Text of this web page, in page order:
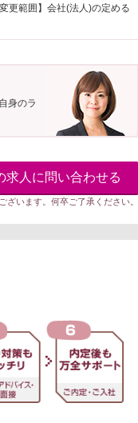
更範囲】会社(法人)の定める
身のラ
求人に問い合わせる
ざいます。何卒ご了承ください。